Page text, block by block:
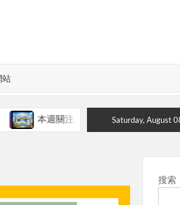
站
本週關注 慈愛的神 本週
Saturday, August
搜索